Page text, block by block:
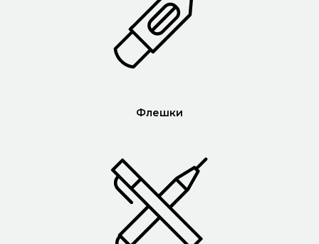
Флешки